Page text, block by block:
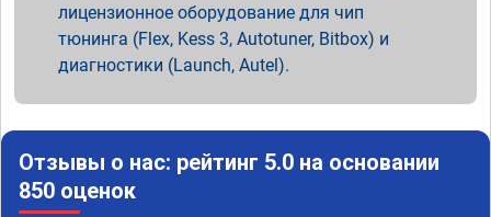
лицензионное оборудование для чип
тюнинга (Flex, Kess 3, Autotuner, Bitbox) и
диагностики (Launch, Autel).
Отзывы о нас: рейтинг 5.0 на основании
850 оценок